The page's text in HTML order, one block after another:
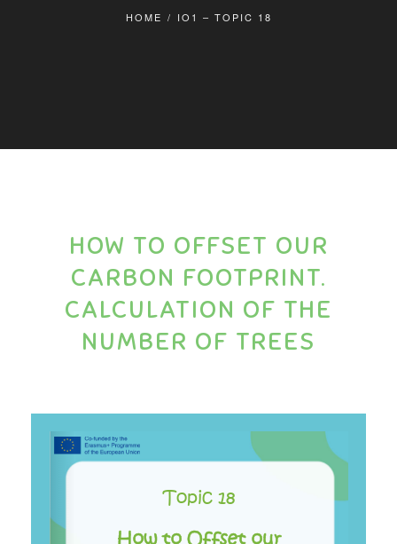
HOME / IO1 – TOPIC 18
HOW TO OFFSET OUR
CARBON FOOTPRINT.
CALCULATION OF THE
NUMBER OF TREES